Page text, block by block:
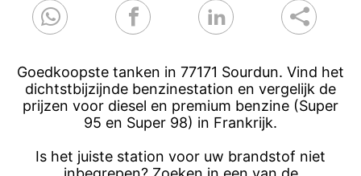
Goedkoopste tanken in 77171 Sourdun. Vind het
dichtstbijzijnde benzinestation en vergelijk de
prijzen voor diesel en premium benzine (Super
95 en Super 98) in Frankrijk.
Is het juiste station voor uw brandstof niet